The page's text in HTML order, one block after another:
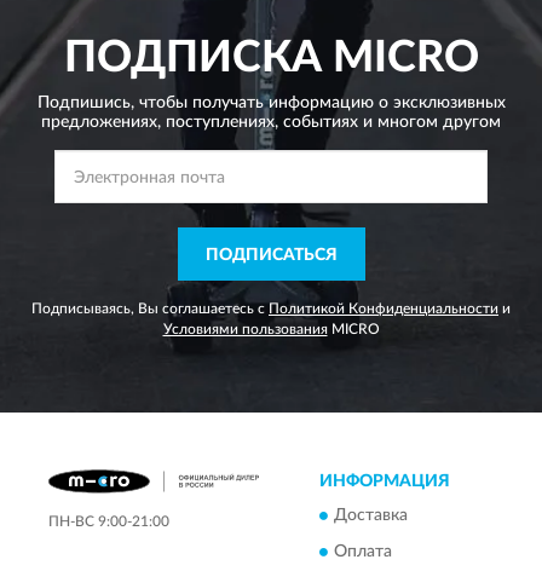
ПОДПИСКАMICRO
Подпишись, чтобы получать информацию о эксклюзивных
предложениях, поступлениях, событиях и многом другом
ПОДПИСАТЬСЯ
Подписываясь, Вы соглашаетесь с Политикой Конфиденциальности и
Условиями пользованияMICRO
ПН-ВС 9:00-21:00
ИНФОРМАЦИЯ
Доставка
Оплата